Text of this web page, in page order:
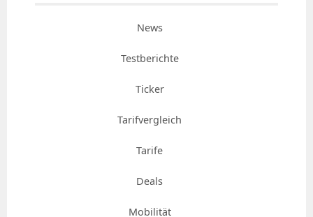
News
Testberichte
Ticker
Tarifvergleich
Tarife
Deals
Mobilität